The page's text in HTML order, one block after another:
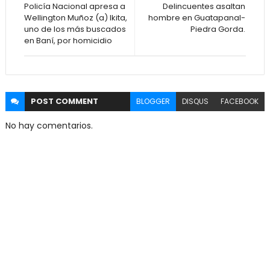
Delincuentes asaltan
hombre en Guatapanal-
Piedra Gorda.
Policía Nacional apresa a
Wellington Muñoz (a) Ikita,
uno de los más buscados
en Baní, por homicidio
POST COMMENT BLOGGER DISQUS FACEBOOK
No hay comentarios.